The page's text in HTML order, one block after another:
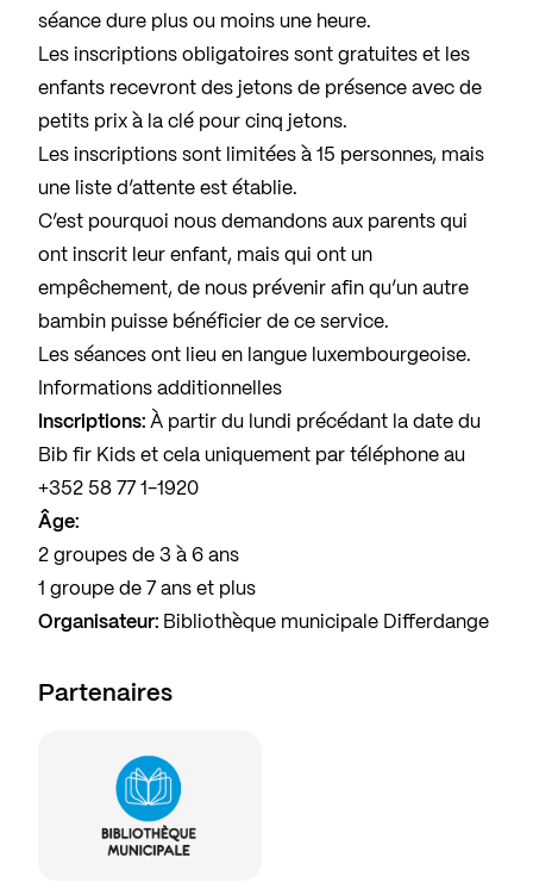
séance dure plus ou moins une heure.
Les inscriptions obligatoires sont gratuites et les
enfants recevront des jetons de présence avec de
petits prix à la clé pour cinq jetons.
Les inscriptions sont limitées à 15 personnes, mais
une liste d’attente est établie.
C’est pourquoi nous demandons aux parents qui
ont inscrit leur enfant, mais qui ont un
empêchement, de nous prévenir afin qu’un autre
bambin puisse bénéficier de ce service.
Les séances ont lieu en langue luxembourgeoise.
Informations additionnelles
Inscriptions: À partir du lundi précédant la date du
Bib fir Kids et cela uniquement par téléphone au
+352 58 77 1-1920
Âge:
2 groupes de 3 à 6 ans
1 groupe de 7 ans et plus
Organisateur: Bibliothèque municipale Differdange
Partenaires